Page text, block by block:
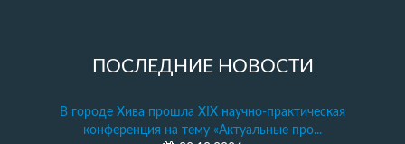
ПОСЛЕДНИЕ НОВОСТИ
В городе Хива прошла XIX научно-практическая
конференция на тему «Актуальные про...